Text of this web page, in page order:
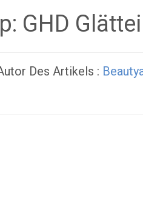
GHD
Des Artikels :